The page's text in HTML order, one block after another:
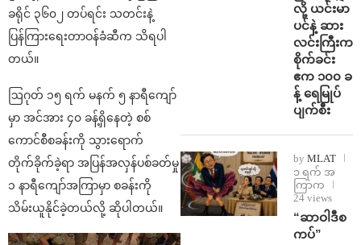
ခရိုင် ၃၆၀၂ တပ်ရင်း သတင်းနဲ့
ပြန်ကြားရေးတာဝန်ခံဆီက သိရပါ
တယ်။
ဩဂုတ် ၁၅ ရက် မနက် ၅ နာရီကျော်
မှာ အင်အား ၄၀ ခန့်ရှိနေတဲ့ စစ်
ကောင်စီစခန်းကို သွားရောက်
တိုက်ခိုက်ခဲ့ရာ အပြန်အလှန်ပစ်ခတ်မှု
၁ နာရီကျော်အကြာမှာ စခန်းကို
သိမ်းယူနိုင်ခဲ့တယ်လို့ ဆိုပါတယ်။
လို့ ယင်းမာ
ပင်နဲ့ ဆား
လင်းကြီးက
စိုက်ခင်း
ဧက ၁၀၀ ခ
န့် ရေမြုပ်
ပျက်စီး
by MLAT
၁ ရက် အ
ကြာက
24 views
“ဆာဝါဒီစ
ကပ်”